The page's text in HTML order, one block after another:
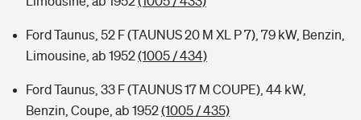
Ford Taunus, 52 F (TAUNUS 20 M XL P 7), 79 kW, Benzin,
Limousine, ab 1952(1005 / 434)
Ford Taunus, 33 F (TAUNUS 17 M COUPE), 44 kW,
Benzin, Coupe, ab 1952(1005 / 435)